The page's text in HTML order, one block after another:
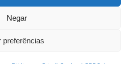
Negar
preferências